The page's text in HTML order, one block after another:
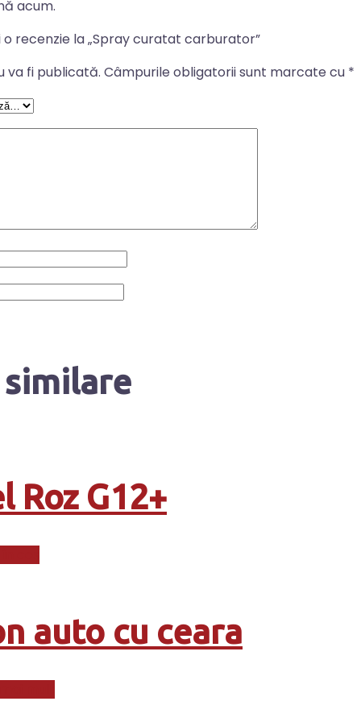
acum.
o recenzie la „Spray curatat carburator”
va fi publicată. Câmpurile obligatorii sunt marcate cu *
similare
Roz G12+
auto cu ceara